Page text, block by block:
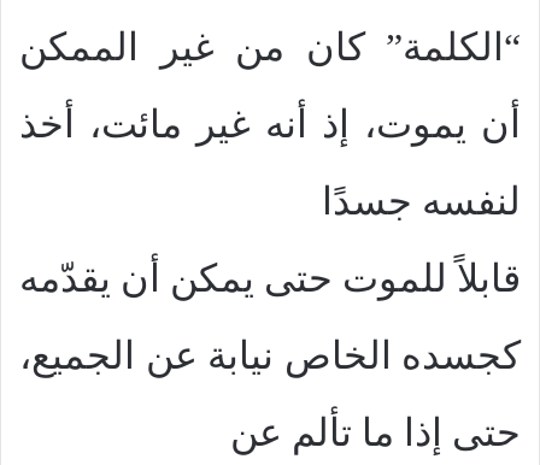
“الكلمة” كان من غير الممكن
أن يموت، إذ أنه غير مائت، أخذ
لنفسه جسدًا
قابلاً للموت حتى يمكن أن يقدّمه
كجسده الخاص نيابة عن الجميع،
حتى إذا ما تألم عن